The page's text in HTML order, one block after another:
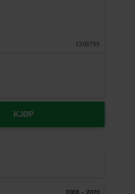
1309799
KJØP